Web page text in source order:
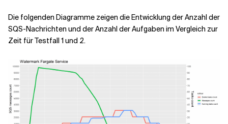
Die folgenden Diagramme zeigen die Entwicklung der Anzahl der
SQS-Nachrichten und der Anzahl der Aufgaben im Vergleich zur
Zeit für Testfall 1 und 2.